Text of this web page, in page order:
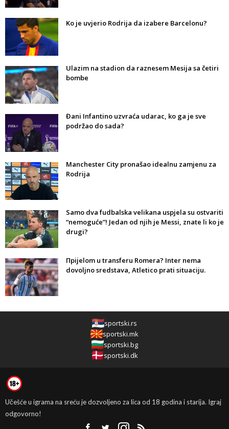
Ko je uvjerio Rodrija da izabere Barcelonu?
Ulazim na stadion da raznesem Mesija sa četiri
bombe
Đani Infantino uzvraća udarac, ko ga je sve
podržao do sada?
Manchester City pronašao idealnu zamjenu za
Rodrija
Samo dva fudbalska velikana uspjela su ostvariti
“nemoguće”! Jedan od njih je Messi, znate li ko je
drugi?
Прijelom u transferu Romera? Inter nema
dovoljno sredstava, Atletico prati situaciju.
sportski.rs
sportski.mk
sportski.bg
sportski.dk
Učešće u igrama na sreću je dozvoljeno za lica od 18 godina i starija. Igraj
odgovorno!